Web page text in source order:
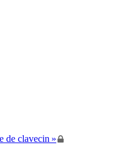
de clavecin »